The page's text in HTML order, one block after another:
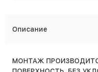
Описание
МОНТАЖ